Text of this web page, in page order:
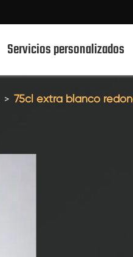
700ml botellas de vidrio de bebidas
500ml botellas de vidrio de bebidas
100mL botellas de vidrio de bebidas
Servicios personalizados
75cl extra blanco